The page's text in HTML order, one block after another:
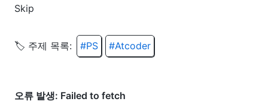
Skip
🏷️ 주제 목록: #PS #Atcoder